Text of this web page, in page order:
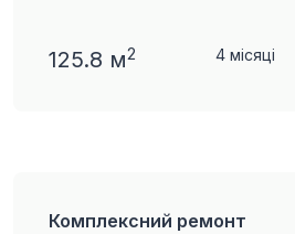
125.8 м2 4 місяці
Комплексний ремонт